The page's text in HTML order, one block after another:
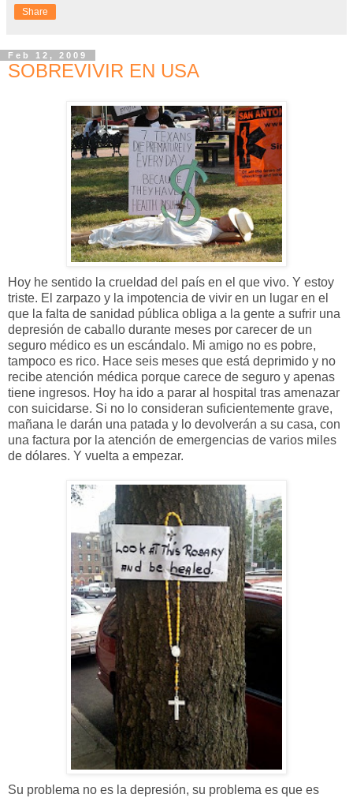
Share
Feb 12, 2009
SOBREVIVIR EN USA
Hoy he sentido la crueldad del país en el que vivo. Y estoy
triste. El zarpazo y la impotencia de vivir en un lugar en el
que la falta de sanidad pública obliga a la gente a sufrir una
depresión de caballo durante meses por carecer de un
seguro médico es un escándalo. Mi amigo no es pobre,
tampoco es rico. Hace seis meses que está deprimido y no
recibe atención médica porque carece de seguro y apenas
tiene ingresos. Hoy ha ido a parar al hospital tras amenazar
con suicidarse. Si no lo consideran suficientemente grave,
mañana le darán una patada y lo devolverán a su casa, con
una factura por la atención de emergencias de varios miles
de dólares. Y vuelta a empezar.
Su problema no es la depresión, su problema es que es